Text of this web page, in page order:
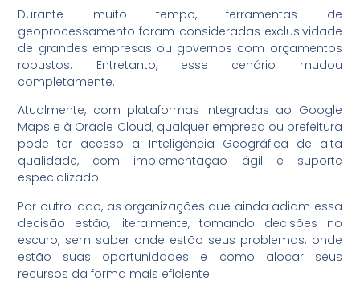
Durante muito tempo, ferramentas de
geoprocessamento foram consideradas exclusividade
de grandes empresas ou governos com orçamentos
robustos. Entretanto, esse cenário mudou
completamente.
Atualmente, com plataformas integradas ao Google
Maps e à Oracle Cloud, qualquer empresa ou prefeitura
pode ter acesso a Inteligência Geográfica de alta
qualidade, com implementação ágil e suporte
especializado.
Por outro lado, as organizações que ainda adiam essa
decisão estão, literalmente, tomando decisões no
escuro, sem saber onde estão seus problemas, onde
estão suas oportunidades e como alocar seus
recursos da forma mais eficiente.